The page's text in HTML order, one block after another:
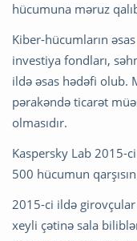
hücumuna məruz
Kiber-hücumların
investiya fondları,
ildə əsas hədəfi olub.
pərakəndə ticarət
olmasıdır.
Kaspersky Lab 2015-
500 hücumun
2015-ci ildə
xeyli çətinə sala